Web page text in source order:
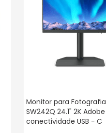
Monitor para
SW242Q 24.1" 2K Adobe
conectividade USB - C